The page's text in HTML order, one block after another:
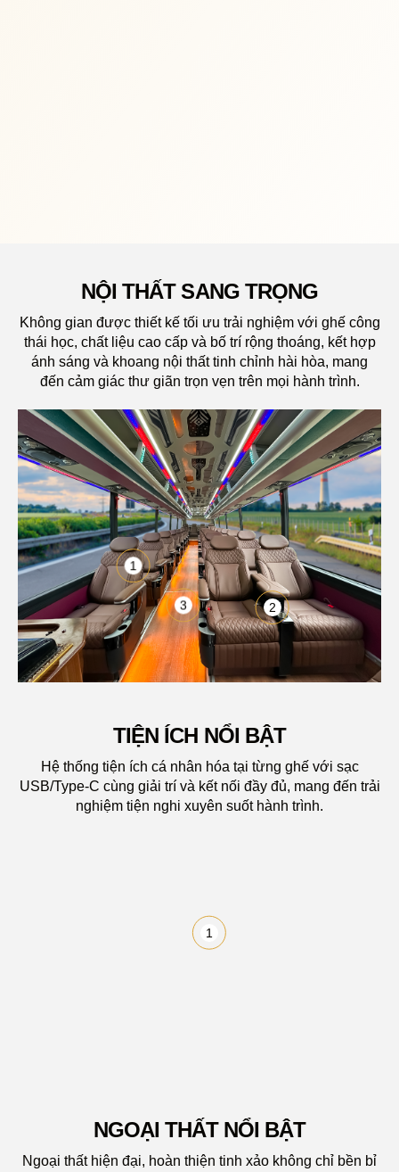
NỘI THẤT SANG TRỌNG
Không gian được thiết kế tối ưu trải nghiệm với ghế công
thái học, chất liệu cao cấp và bố trí rộng thoáng, kết hợp
ánh sáng và khoang nội thất tinh chỉnh hài hòa, mang
đến cảm giác thư giãn trọn vẹn trên mọi hành trình.
1
2
3
TIỆN ÍCH NỔI BẬT
Hệ thống tiện ích cá nhân hóa tại từng ghế với sạc
USB/Type-C cùng giải trí và kết nối đầy đủ, mang đến trải
nghiệm tiện nghi xuyên suốt hành trình.
1
NGOẠI THẤT NỔI BẬT
Ngoại thất hiện đại, hoàn thiện tinh xảo không chỉ bền bỉ
BỘ BODYKIT